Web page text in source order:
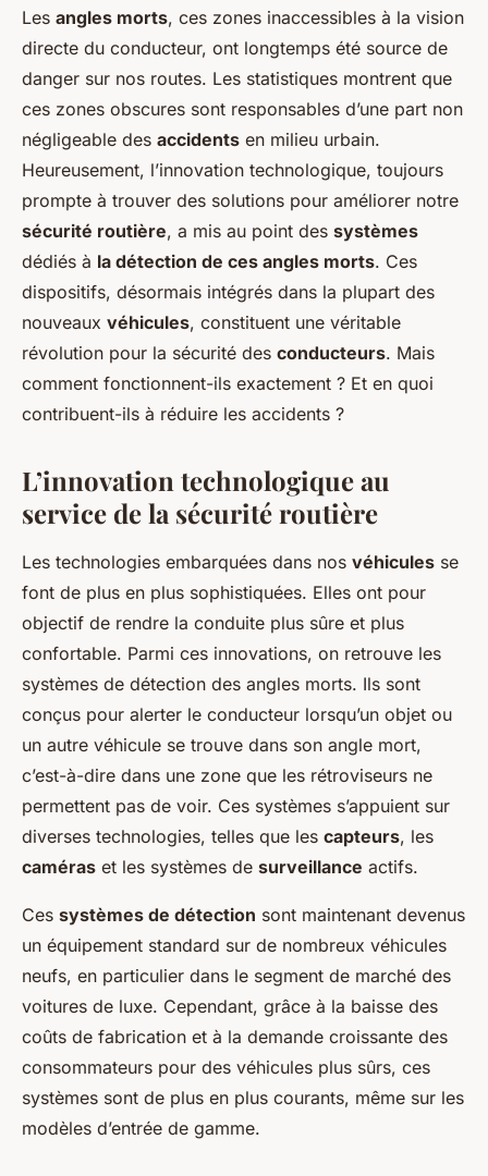
Comment les nouveaux
systèmes de détection des
angles morts réduisent-ils les
accidents en milieu urbain?
Léon •9 septembre 2024•6 min de lecture
Les angles morts, ces zones inaccessibles à la vision
directe du conducteur, ont longtemps été source de
danger sur nos routes. Les statistiques montrent que
ces zones obscures sont responsables d’une part non
négligeable des accidents en milieu urbain.
Heureusement, l’innovation technologique, toujours
prompte à trouver des solutions pour améliorer notre
sécurité routière, a mis au point des systèmes
dédiés à la détection de ces angles morts. Ces
dispositifs, désormais intégrés dans la plupart des
nouveaux véhicules, constituent une véritable
révolution pour la sécurité des conducteurs. Mais
comment fonctionnent-ils exactement ? Et en quoi
contribuent-ils à réduire les accidents ?
L’innovation technologique au
service de la sécurité routière
Les technologies embarquées dans nos véhicules se
font de plus en plus sophistiquées. Elles ont pour
objectif de rendre la conduite plus sûre et plus
confortable. Parmi ces innovations, on retrouve les
systèmes de détection des angles morts. Ils sont
conçus pour alerter le conducteur lorsqu’un objet ou
un autre véhicule se trouve dans son angle mort,
c’est-à-dire dans une zone que les rétroviseurs ne
permettent pas de voir. Ces systèmes s’appuient sur
diverses technologies, telles que les capteurs, les
caméras et les systèmes de surveillance actifs.
Ces systèmes de détection sont maintenant devenus
un équipement standard sur de nombreux véhicules
neufs, en particulier dans le segment de marché des
voitures de luxe. Cependant, grâce à la baisse des
coûts de fabrication et à la demande croissante des
consommateurs pour des véhicules plus sûrs, ces
systèmes sont de plus en plus courants, même sur les
modèles d’entrée de gamme.